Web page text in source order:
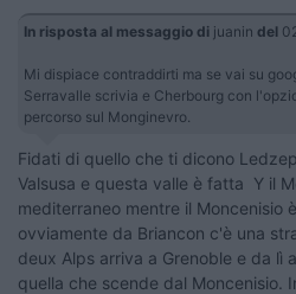
In risposta al messaggio di juanin del
Mi dispiace contraddirti ma se vai su
Serravalle scrivia e Cherbourg con
percorso sul Monginevro.
Fidati di quello che ti dicono
Valsusa e questa valle è fatta Y il
mediterraneo mentre il Moncenisio
ovviamente da Briancon c'è una
deux Alps arriva a Grenoble e da lì
quella che scende dal Moncenisio.